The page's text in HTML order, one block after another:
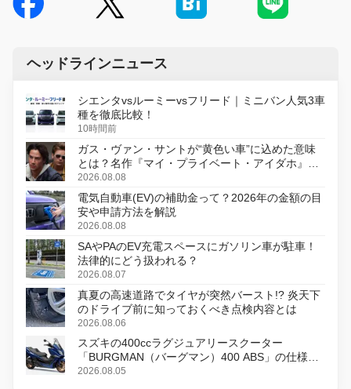
ヘッドラインニュース
シエンタvsルーミーvsフリード｜ミニバン人気3車
種を徹底比較！
10時間前
ガス・ヴァン・サントが“黄色い車”に込めた意味
とは？名作『マイ・プライベート・アイダホ』が
初のデジタルリマスター版で復活
2026.08.08
電気自動車(EV)の補助金って？2026年の金額の目
安や申請方法を解説
2026.08.08
SAやPAのEV充電スペースにガソリン車が駐車！
法律的にどう扱われる？
2026.08.07
真夏の高速道路でタイヤが突然バースト!? 炎天下
のドライブ前に知っておくべき点検内容とは
2026.08.06
スズキの400ccラグジュアリースクーター
「BURGMAN（バーグマン）400 ABS」の仕様を
変更し、8月18日に発売
2026.08.05